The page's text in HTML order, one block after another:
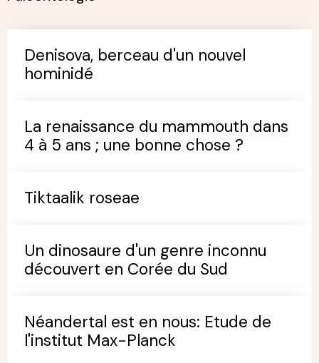
Denisova, berceau d'un nouvel
hominidé
La renaissance du mammouth dans
4 à 5 ans ; une bonne chose ?
Tiktaalik roseae
Un dinosaure d'un genre inconnu
découvert en Corée du Sud
Néandertal est en nous: Etude de
l'institut Max-Planck